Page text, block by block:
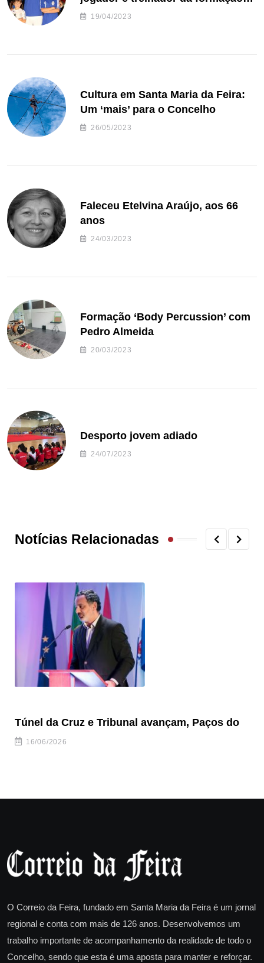
de andebol do Feirense
19/04/2023
Cultura em Santa Maria da Feira:
Um ‘mais’ para o Concelho
26/05/2023
Faleceu Etelvina Araújo, aos 66
anos
24/03/2023
Formação ‘Body Percussion’ com
Pedro Almeida
20/03/2023
Desporto jovem adiado
24/07/2023
Notícias Relacionadas
Túnel da Cruz e Tribunal avançam, Paços do
16/06/2026
O Correio da Feira, fundado em Santa Maria da Feira é um jornal
regional e conta com mais de 126 anos. Desenvolvemos um
trabalho importante de acompanhamento da realidade de todo o
Concelho, sendo que esta é uma aposta para manter e reforçar.